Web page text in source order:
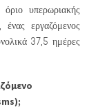
υπερωριακής
εργαζόμενος
37,5 ημέρες